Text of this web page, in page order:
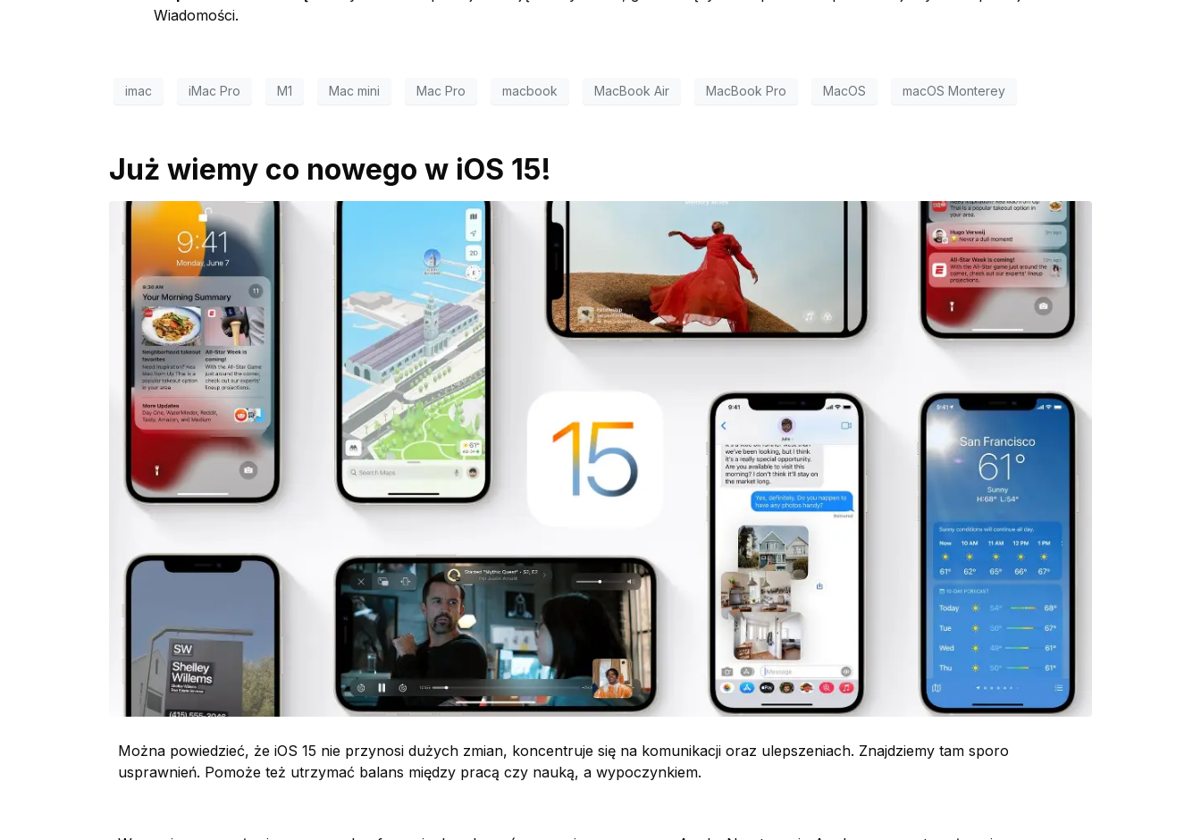
Wiadomości.
imac iMac Pro M1 Mac mini Mac Pro macbook MacBook Air MacBook Pro MacOS macOS Monterey
Już wiemy co nowego w iOS 15!
Można powiedzieć, że iOS 15 nie przynosi dużych zmian, koncentruje się na komunikacji oraz ulepszeniach. Znajdziemy tam sporo
usprawnień. Pomoże też utrzymać balans między pracą czy nauką, a wypoczynkiem.